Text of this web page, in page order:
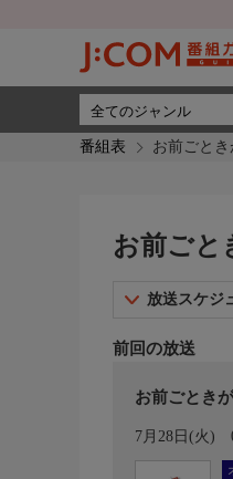
番組表 お前ごと
お前ごと
放送スケジ
前回の放送
お前ごとき
7月28日(火)